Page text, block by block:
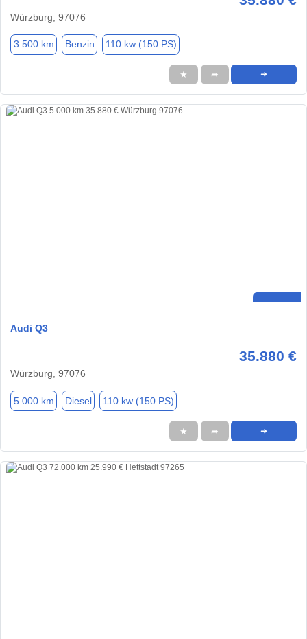
Würzburg, 97076
3.500 km Benzin 110 kw (150 PS)
★ ➦ ➜
Audi Q3
35.880 €
Würzburg, 97076
5.000 km Diesel 110 kw (150 PS)
★ ➦ ➜